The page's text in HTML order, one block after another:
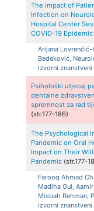
The Impact of
Infection on
Hospital Center
COVID-19
Arijana
Bedeković,
Izvorni znanstveni
Psihološki utjecaj
dentalne
spremnost za rad
(str.177-186)
The Psychological
Pandemic on Oral
Impact on Their
Pandemic (str.177-
Farooq Ahmad
Madiha Gul,
Misbah Rehman,
Izvorni znanstveni